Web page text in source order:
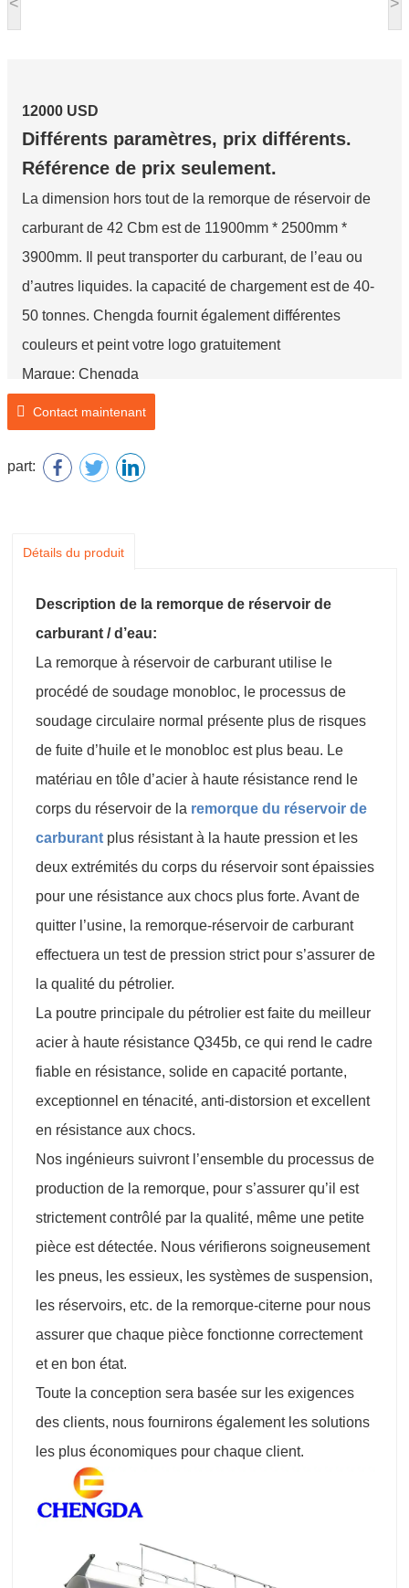
12000 USD
Différents paramètres, prix différents.
Référence de prix seulement.
La dimension hors tout de la remorque de réservoir de
carburant de 42 Cbm est de 11900mm * 2500mm *
3900mm. Il peut transporter du carburant, de l’eau ou
d’autres liquides. la capacité de chargement est de 40-
50 tonnes. Chengda fournit également différentes
couleurs et peint votre logo gratuitement
Marque: Chengda
Numéro de modèle: SCD9400GYY
Nom du produit: Remorque à réservoir de carburant
Contact maintenant
part:
Détails du produit
Description de la remorque de réservoir de
carburant / d’eau:
La remorque à réservoir de carburant utilise le
procédé de soudage monobloc, le processus de
soudage circulaire normal présente plus de risques
de fuite d’huile et le monobloc est plus beau. Le
matériau en tôle d’acier à haute résistance rend le
corps du réservoir de la remorque du réservoir de
carburant plus résistant à la haute pression et les
deux extrémités du corps du réservoir sont épaissies
pour une résistance aux chocs plus forte. Avant de
quitter l’usine, la remorque-réservoir de carburant
effectuera un test de pression strict pour s’assurer de
la qualité du pétrolier.
La poutre principale du pétrolier est faite du meilleur
acier à haute résistance Q345b, ce qui rend le cadre
fiable en résistance, solide en capacité portante,
exceptionnel en ténacité, anti-distorsion et excellent
en résistance aux chocs.
Nos ingénieurs suivront l’ensemble du processus de
production de la remorque, pour s’assurer qu’il est
strictement contrôlé par la qualité, même une petite
pièce est détectée. Nous vérifierons soigneusement
les pneus, les essieux, les systèmes de suspension,
les réservoirs, etc. de la remorque-citerne pour nous
assurer que chaque pièce fonctionne correctement
et en bon état.
Toute la conception sera basée sur les exigences
des clients, nous fournirons également les solutions
les plus économiques pour chaque client.